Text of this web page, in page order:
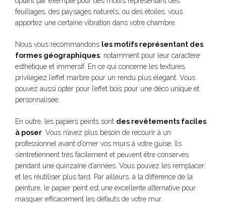
feuillages, des paysages naturels, ou des étoiles, vous
apportez une certaine vibration dans votre chambre.
Nous vous recommandons les motifs représentant des
formes géographiques, notamment pour leur caractère
esthétique et immersif. En ce qui concerne les textures,
privilégiez l’effet marbre pour un rendu plus élégant. Vous
pouvez aussi opter pour l’effet bois pour une déco unique et
personnalisée.
En outre, les papiers peints sont des revêtements faciles
à poser. Vous n’avez plus besoin de recourir à un
professionnel avant d’orner vos murs à votre guise. Ils
s’entretiennent très facilement et peuvent être conservés
pendant une quinzaine d’années. Vous pouvez les remplacer,
et les réutiliser plus tard. Par ailleurs, à la différence de la
peinture, le papier peint est une excellente alternative pour
masquer efficacement les défauts de votre mur.